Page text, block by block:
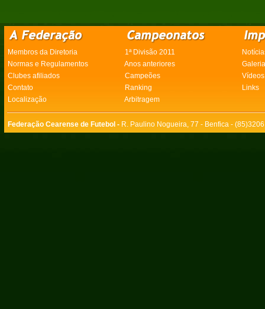
Membros da Diretoria 1ª Divisão 2011
Normas e Regulamentos
Anos anteriores
Clubes afiliados
Campeões
Vídeos
Contato
Ranking
Links
Localização
Arbitragem
Federação Cearense de Futebol - R. Paulino Nogueira, 77 - Benfica -